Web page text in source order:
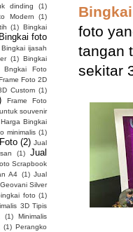
foto
tangan
sekitar
dinding (1)
Modern
(1)
(1) Bingkai
Bingkai foto
Bingkai ijasah
(1) Bingkai
Bngkai Foto
Foto 2D
Custom (1)
Frame Foto
souvenir
Harga Bingkai
minimalis (1)
(2) Jual
(1)
Jual
Scrapbook
A4 (1) Jual
Silver
foto (1)
3D Tipis
(1)
Minimalis
(1) Perangko